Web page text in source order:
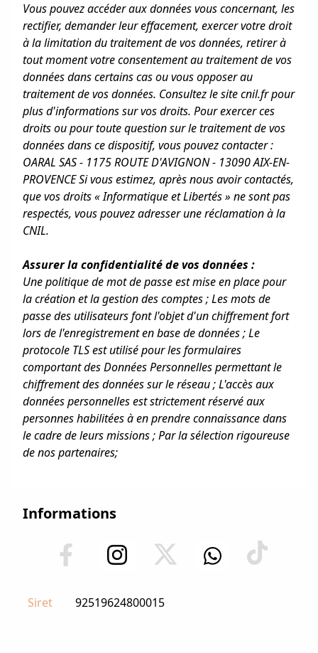
Vous pouvez accéder aux données vous concernant, les
rectifier, demander leur effacement, exercer votre droit
à la limitation du traitement de vos données, retirer à
tout moment votre consentement au traitement de vos
données dans certains cas ou vous opposer au
traitement de vos données. Consultez le site cnil.fr pour
plus d'informations sur vos droits. Pour exercer ces
droits ou pour toute question sur le traitement de vos
données dans ce dispositif, vous pouvez contacter :
OARAL SAS - 1175 ROUTE D'AVIGNON - 13090 AIX-EN-
PROVENCE Si vous estimez, après nous avoir contactés,
que vos droits « Informatique et Libertés » ne sont pas
respectés, vous pouvez adresser une réclamation à la
CNIL.
Assurer la confidentialité de vos données :
Une politique de mot de passe est mise en place pour
la création et la gestion des comptes ; Les mots de
passe des utilisateurs font l'objet d'un chiffrement fort
lors de l'enregistrement en base de données ; Le
protocole TLS est utilisé pour les formulaires
comportant des Données Personnelles permettant le
chiffrement des données sur le réseau ; L'accès aux
données personnelles est strictement réservé aux
personnes habilitées à en prendre connaissance dans
le cadre de leurs missions ; Par la sélection rigoureuse
de nos partenaires;
Informations
Siret 92519624800015